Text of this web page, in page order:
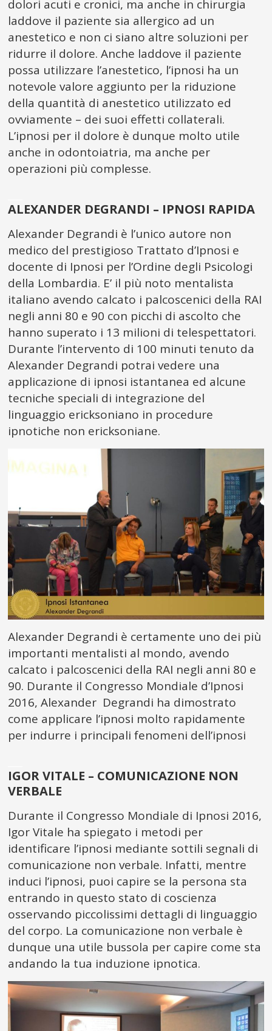
dolori acuti e cronici, ma anche in chirurgia
laddove il paziente sia allergico ad un
anestetico e non ci siano altre soluzioni per
ridurre il dolore. Anche laddove il paziente
possa utilizzare l’anestetico, l’ipnosi ha un
notevole valore aggiunto per la riduzione
della quantità di anestetico utilizzato ed
ovviamente – dei suoi effetti collaterali.
L’ipnosi per il dolore è dunque molto utile
anche in odontoiatria, ma anche per
operazioni più complesse.
ALEXANDER DEGRANDI – IPNOSI RAPIDA
Alexander Degrandi è l’unico autore non
medico del prestigioso Trattato d’Ipnosi e
docente di Ipnosi per l’Ordine degli Psicologi
della Lombardia. E’ il più noto mentalista
italiano avendo calcato i palcoscenici della RAI
negli anni 80 e 90 con picchi di ascolto che
hanno superato i 13 milioni di telespettatori.
Durante l’intervento di 100 minuti tenuto da
Alexander Degrandi potrai vedere una
applicazione di ipnosi istantanea ed alcune
tecniche speciali di integrazione del
linguaggio ericksoniano in procedure
ipnotiche non ericksoniane.
Alexander Degrandi è certamente uno dei più
importanti mentalisti al mondo, avendo
calcato i palcoscenici della RAI negli anni 80 e
90. Durante il Congresso Mondiale d’Ipnosi
2016, Alexander Degrandi ha dimostrato
come applicare l’ipnosi molto rapidamente
per indurre i principali fenomeni dell’ipnosi
IGOR VITALE – COMUNICAZIONE NON
VERBALE
Durante il Congresso Mondiale di Ipnosi 2016,
Igor Vitale ha spiegato i metodi per
identificare l’ipnosi mediante sottili segnali di
comunicazione non verbale. Infatti, mentre
induci l’ipnosi, puoi capire se la persona sta
entrando in questo stato di coscienza
osservando piccolissimi dettagli di linguaggio
del corpo. La comunicazione non verbale è
dunque una utile bussola per capire come sta
andando la tua induzione ipnotica.